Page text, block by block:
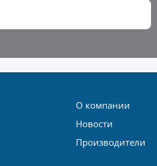
О компании
Новости
Производители